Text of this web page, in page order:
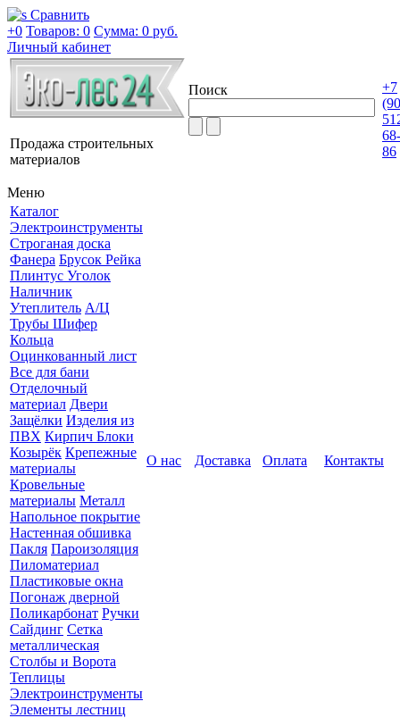
Сравнить
+0 Товаров: 0 Сумма: 0 руб.
Личный кабинет
Продажа строительных
материалов
Поиск
+7
68-
86
Меню
Каталог
Электроинструменты
Строганая доска
Фанера Брусок Рейка
Плинтус Уголок
Наличник
Утеплитель А/Ц
Трубы Шифер
Кольца
Оцинкованный лист
Все для бани
Отделочный
материал Двери
Защёлки Изделия из
ПВХ Кирпич Блоки
Козырёк Крепежные
материалы
Кровельные
материалы Металл
Напольное покрытие
Настенная обшивка
Пакля Пароизоляция
Пиломатериал
Пластиковые окна
Погонаж дверной
Поликарбонат Ручки
Сайдинг Сетка
металлическая
Столбы и Ворота
Теплицы
Электроинструменты
Элементы лестниц
О нас Доставка Оплата Контакты